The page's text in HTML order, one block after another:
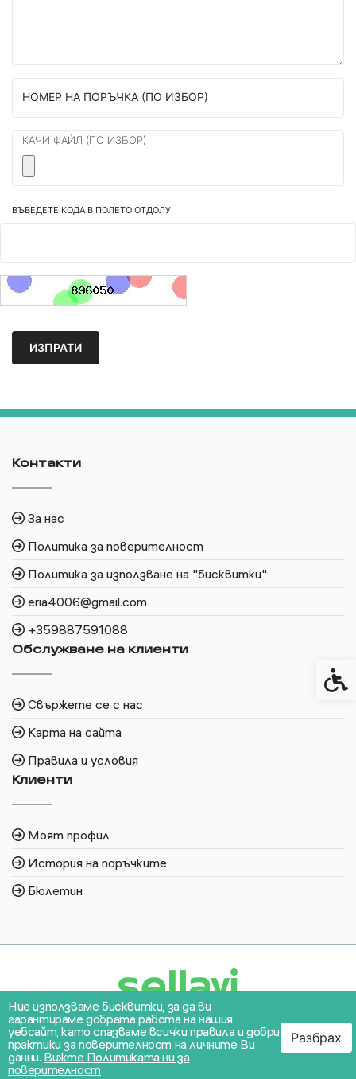
НОМЕР НА ПОРЪЧКА (ПО ИЗБОР)
КАЧИ ФАЙЛ (ПО ИЗБОР)
ВЪВЕДЕТЕ КОДА В ПОЛЕТО ОТДОЛУ
Ние използваме бисквитки, за да ви
гарантираме добрата работа на нашия
уебсайт, като спазваме всички правила и добри
практики за поверителност на личните Ви
данни. Вижте Политиката ни за
поверителност
Разбрах
Контакти
За нас
Политика за поверителност
Политика за използване на "бисквитки"
eria4006@gmail.com
+359887591088
Обслужване на клиенти
Свържете се с нас
Карта на сайта
Правила и условия
Клиенти
Моят профил
История на поръчките
Бюлетин